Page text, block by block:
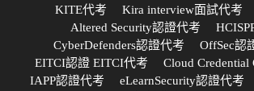
KITE代考
Kira interview面試代考
Altered Security認證代考
CyberDefenders認證代考
OffSec認
EITCI認證 EITCI代考
Cloud
IAPP認證代考
eLearnSecurity認證代考